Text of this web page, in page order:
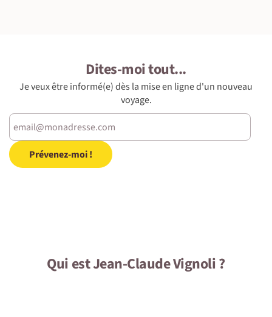
Dites-moitout...
Je veux être informé(e) dès la mise en ligne d'un nouveau
voyage.
Prévenez-moi !
Qui estJean-Claude Vignoli?